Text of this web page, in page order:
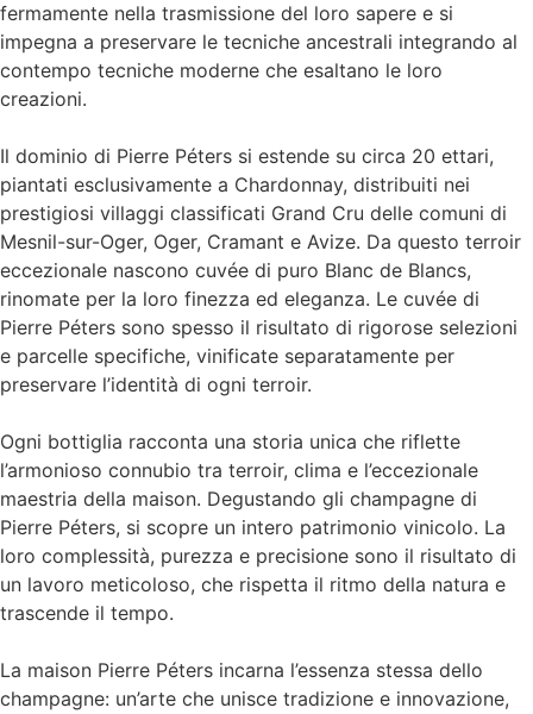
fermamente nella trasmissione del loro sapere e si
impegna a preservare le tecniche ancestrali integrando al
contempo tecniche moderne che esaltano le loro
creazioni.
Il dominio di Pierre Péters si estende su circa 20 ettari,
piantati esclusivamente a Chardonnay, distribuiti nei
prestigiosi villaggi classificati Grand Cru delle comuni di
Mesnil-sur-Oger, Oger, Cramant e Avize. Da questo terroir
eccezionale nascono cuvée di puro Blanc de Blancs,
rinomate per la loro finezza ed eleganza. Le cuvée di
Pierre Péters sono spesso il risultato di rigorose selezioni
e parcelle specifiche, vinificate separatamente per
preservare l’identità di ogni terroir.
Ogni bottiglia racconta una storia unica che riflette
l’armonioso connubio tra terroir, clima e l’eccezionale
maestria della maison. Degustando gli champagne di
Pierre Péters, si scopre un intero patrimonio vinicolo. La
loro complessità, purezza e precisione sono il risultato di
un lavoro meticoloso, che rispetta il ritmo della natura e
trascende il tempo.
La maison Pierre Péters incarna l’essenza stessa dello
champagne: un’arte che unisce tradizione e innovazione,